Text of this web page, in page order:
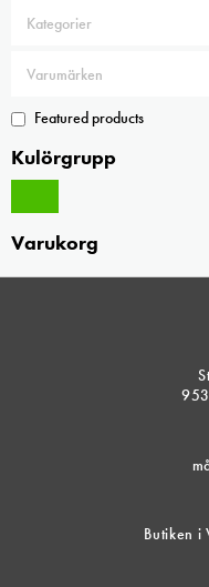
Featured products
Kulörgrupp
Varukorg
Butiken i